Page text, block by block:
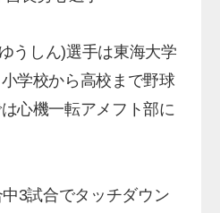
うしん)選手は東海大学
学校から高校まで野球
心機一転アメフト部に
3試合でタッチダウン